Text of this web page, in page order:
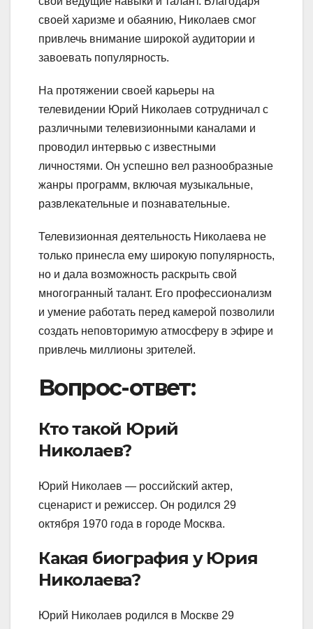
своей харизме и обаянию, Николаев смог
привлечь внимание широкой аудитории и
завоевать популярность.
На протяжении своей карьеры на
телевидении Юрий Николаев сотрудничал с
различными телевизионными каналами и
проводил интервью с известными
личностями. Он успешно вел разнообразные
жанры программ, включая музыкальные,
развлекательные и познавательные.
Телевизионная деятельность Николаева не
только принесла ему широкую популярность,
но и дала возможность раскрыть свой
многогранный талант. Его профессионализм
и умение работать перед камерой позволили
создать неповторимую атмосферу в эфире и
привлечь миллионы зрителей.
Вопрос-ответ:
Кто такой Юрий
Николаев?
Юрий Николаев — российский актер,
сценарист и режиссер. Он родился 29
октября 1970 года в городе Москва.
Какая биография у Юрия
Николаева?
Юрий Николаев родился в Москве 29